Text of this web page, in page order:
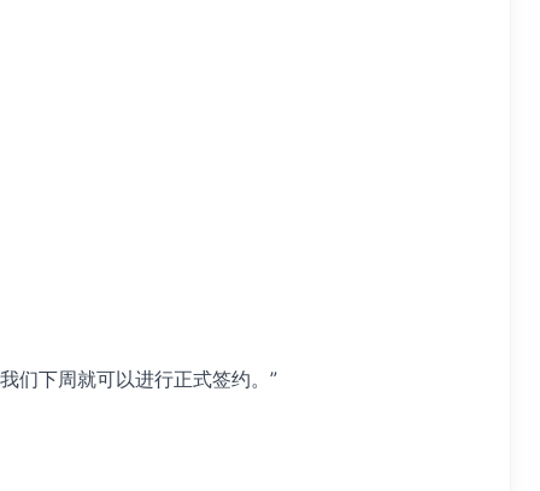
们下周就可以进行正式签约。”